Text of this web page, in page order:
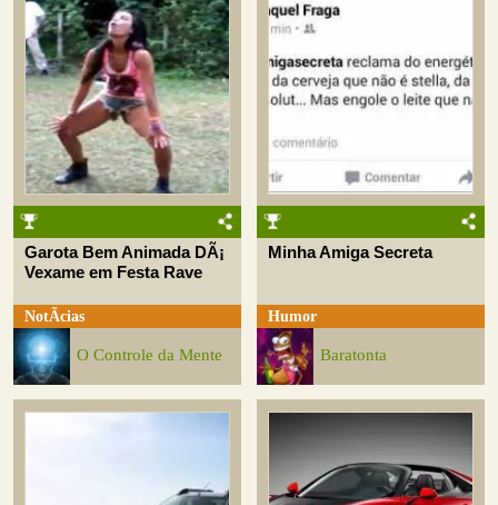
Garota Bem Animada DÃ¡
Vexame em Festa Rave
NotÃ­cias
O Controle da Mente
Minha Amiga Secreta
Humor
Baratonta